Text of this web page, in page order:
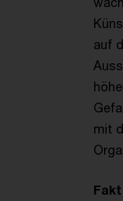
auf
mit